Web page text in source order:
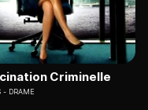
Criminelle
DRAME